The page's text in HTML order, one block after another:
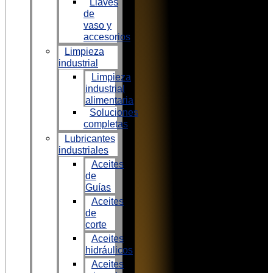
Llaves
de
vaso y
accesorios
Limpieza
industrial
Limpieza
industrial
alimentaria
Soluciones
completas
Lubricantes
industriales
Aceites
de
Guías
Aceites
de
corte
Aceites
hidráulicos
Aceites